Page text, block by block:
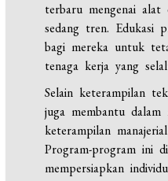
terbaru mengenai
sedang tren. Edukasi
bagi mereka untuk
tenaga kerja yang
Selain keterampilan
juga membantu dalam
keterampilan
Program-program ini
mempersiapkan